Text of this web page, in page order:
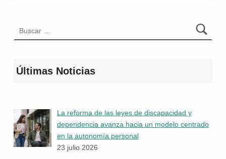
Últimas Noticias
La reforma de las leyes de discapacidad y
dependencia avanza hacia un modelo centrado
en la autonomía personal
23 julio 2026